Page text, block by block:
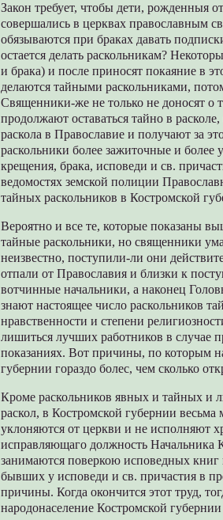
Закон требует, чтобы дети, рожденныя
совершались в церквах православным
обязываются при браках давать
остается делать раскольникам?
и брака) и после приносят покаяние в
делаются тайными раскольниками,
Священники-же не только не доносят о
продолжают оставаться тайно в
раскола в Правоcлавие и получают за
раскольники более зажиточные и более
крещения, брака, исповеди и св.
ведомостях земской полиции
тайных раскольников в Костромской
Вероятно и все те, которые показаны
тайные раскольники, но священники
неизвестно, поступили-ли они
отпали от Православия и близки к
вотчинные начальники, а наконец
знают настоящее число раскольников
нравственности и степени
лишиться лучших работников в случае
показаниях. Вот причины, по которым
губернии гораздо болес, чем сколько
Кроме раскольников явных и тайных и
раскол, в Костромской губернии
уклоняются от церкви и не исполняют
исправляющаго должность Начальника
занимаются поверкою исповедных
бывших у исповеди и св. причастия в
причины. Когда окончится этот труд,
народонаселение Костромской